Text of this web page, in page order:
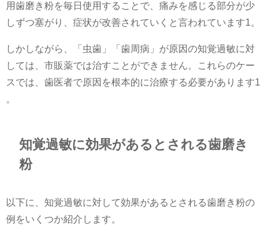
用歯磨き粉を毎日使用することで、痛みを感じる部分が少
しずつ塞がり、症状が改善されていくと言われています​1​。
しかしながら、「虫歯」「歯周病」が原因の知覚過敏に対
しては、市販薬では治すことができません。これらのケー
スでは、歯医者で原因を根本的に治療する必要があります​1​
。
知覚過敏に効果があるとされる歯磨き
粉
以下に、知覚過敏に対して効果があるとされる歯磨き粉の
例をいくつか紹介します。